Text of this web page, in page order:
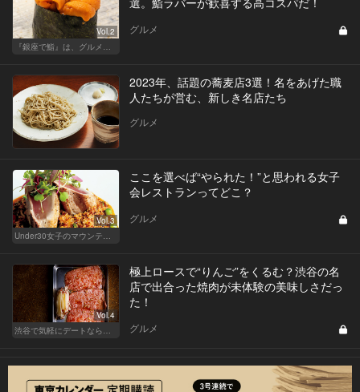
Vol.2
『銀座で鮨』は、グルメな大人のたしなみだ
グルメ
2023年、話題の蕎麦店3選！名をあげた職
人たちが営む、新しき名店たち
グルメ
Vol.3
Under30女子のマウンティングレストランバトル
ここを選べば“やられた！”と思われる女子
会レストランってどこ？
グルメ
Vol.4
渋谷で気軽にデートならここ！ディナーにおすすめのセンスが良い人気店
極上ロースで“りんご”をくるむ？渋谷の名
店で出合った焼肉が未体験の美味しさだっ
た！
グルメ